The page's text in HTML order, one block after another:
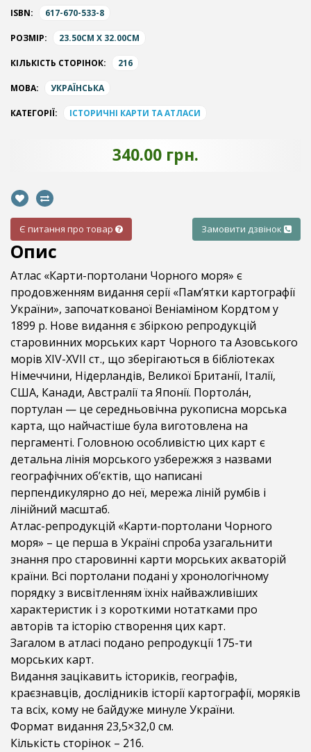
ISBN: 617-670-533-8
РОЗМІР: 23.50CM X 32.00CM
КІЛЬКІСТЬ СТОРІНОК: 216
МОВА: УКРАЇНСЬКА
КАТЕГОРІЇ: ІСТОРИЧНІ КАРТИ ТА АТЛАСИ
340.00 грн.
Є питання про товар Замовити дзвінок
Опис
Атлас «Карти-портолани Чорного моря» є
продовженням видання серії «Пам’ятки картографії
України», започаткованої Веніаміном Кордтом у
1899 р. Нове видання є збіркою репродукцій
старовинних морських карт Чорного та Азовського
морів XIV-ХVІІ ст., що зберігаються в бібліотеках
Німеччини, Нідерландів, Великої Британії, Італії,
США, Канади, Австралії та Японії. Портола́н,
портулан — це середньовічна рукописна морська
карта, що найчастіше була виготовлена на
пергаменті. Головною особливістю цих карт є
детальна лінія морського узбережжя з назвами
географічних об’єктів, що написані
перпендикулярно до неї, мережа ліній румбів і
лінійний масштаб.
Атлас-репродукцій «Карти-портолани Чорного
моря» – це перша в Україні спроба узагальнити
знання про старовинні карти морських акваторій
країни. Всі портолани подані у хронологічному
порядку з висвітленням їхніх найважливіших
характеристик і з короткими нотатками про
авторів та історію створення цих карт.
Загалом в атласі подано репродукції 175-ти
морських карт.
Видання зацікавить істориків, географів,
краєзнавців, дослідників історії картографії, моряків
та всіх, кому не байдуже минуле України.
Формат видання 23,5×32,0 см.
Кількість сторінок – 216.